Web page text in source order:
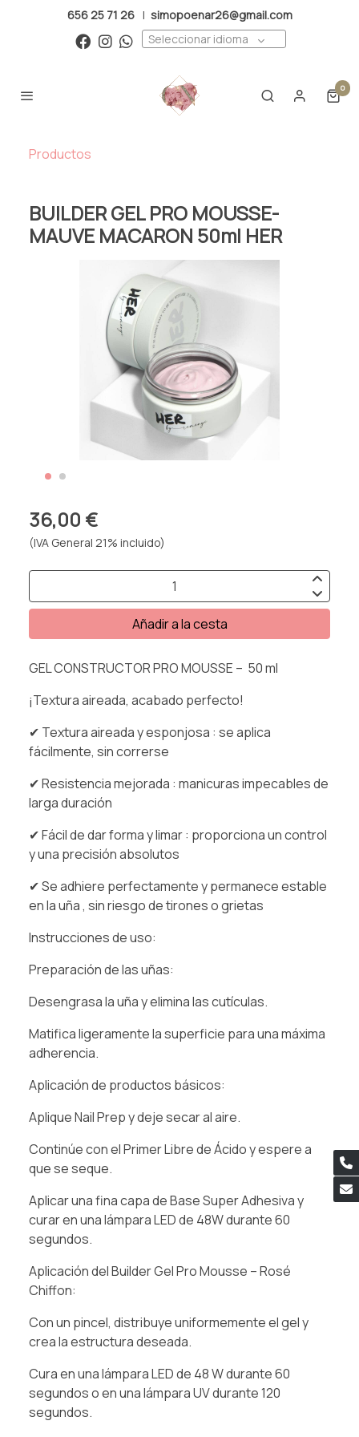
656 25 71 26 | simopoenar26@gmail.com
Seleccionar idioma
0
Productos
BUILDER GEL PRO MOUSSE-
MAUVE MACARON 50ml HER
36,00 €
(IVA General 21% incluido)
Añadir a la cesta
GEL CONSTRUCTOR PRO MOUSSE – 50 ml
¡Textura aireada, acabado perfecto!
✔ Textura aireada y esponjosa : se aplica
fácilmente, sin correrse
✔ Resistencia mejorada : manicuras impecables de
larga duración
✔ Fácil de dar forma y limar : proporciona un control
y una precisión absolutos
✔ Se adhiere perfectamente y permanece estable
en la uña , sin riesgo de tirones o grietas
Instrucciones de uso:
Preparación de las uñas:
Desengrasa la uña y elimina las cutículas.
Matifica ligeramente la superficie para una máxima
adherencia.
Aplicación de productos básicos:
Aplique Nail Prep y deje secar al aire.
Continúe con el Primer Libre de Ácido y espere a
que se seque.
Aplicar una fina capa de Base Super Adhesiva y
curar en una lámpara LED de 48W durante 60
segundos.
Aplicación del Builder Gel Pro Mousse – Rosé
Chiffon:
Con un pincel, distribuye uniformemente el gel y
crea la estructura deseada.
Cura en una lámpara LED de 48 W durante 60
segundos o en una lámpara UV durante 120
segundos.